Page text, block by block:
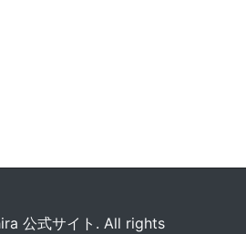
公式サイト. All rights